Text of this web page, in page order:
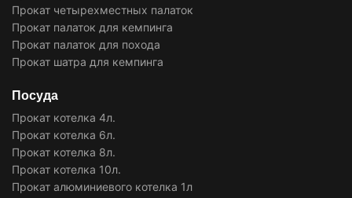
Прокат четырехместных палаток
Прокат палаток для кемпинга
Прокат палаток для похода
Прокат шатра для кемпинга
Посуда
Прокат котелка 4л.
Прокат котелка 6л.
Прокат котелка 8л.
Прокат котелка 10л.
Прокат алюминиевого котелка 1л